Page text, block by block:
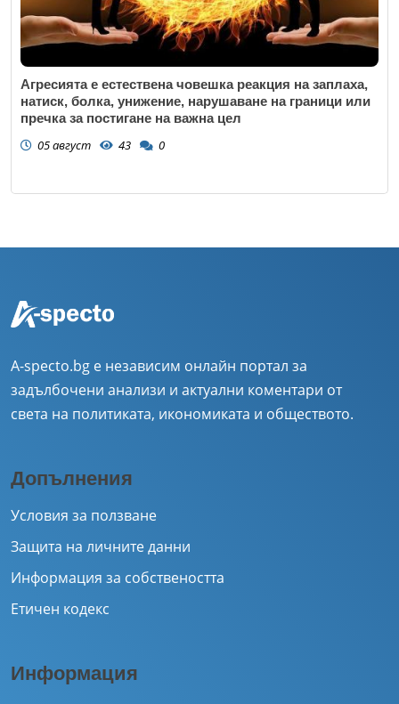
Агресията е естествена човешка реакция на заплаха,
натиск, болка, унижение, нарушаване на граници или
пречка за постигане на важна цел
05 август 43 0
A-specto.bg е независим онлайн портал за
задълбочени анализи и актуални коментари от
света на политиката, икономиката и обществото.
Допълнения
Условия за ползване
Защита на личните данни
Информация за собствеността
Етичен кодекс
Информация